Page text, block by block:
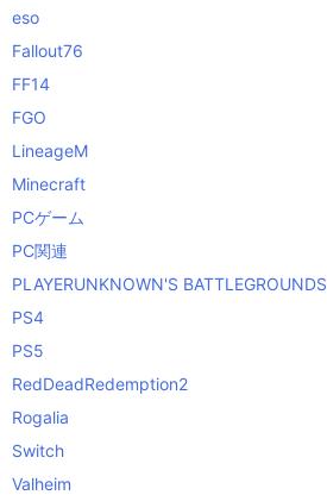
eso
Fallout76
FF14
FGO
LineageM
Minecraft
PCゲーム
PC関連
PLAYERUNKNOWN'S BATTLEGROUNDS
PS4
PS5
RedDeadRedemption2
Rogalia
Switch
Valheim